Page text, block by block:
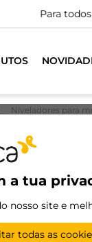
Dispomos
a tua
nosso site e
todas as
Niveladores para